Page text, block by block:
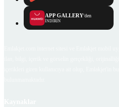
APP GALLERY'den
İNDİRİN